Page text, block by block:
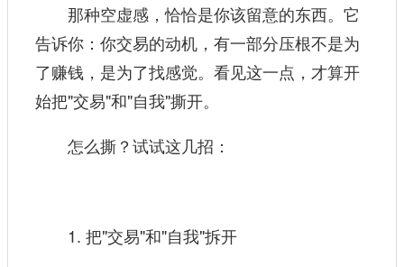
那种空虚感，恰恰是你该留意的东西。它
告诉你：你交易的动机，有一部分压根不是为
了赚钱，是为了找感觉。看见这一点，才算开
始把"交易"和"自我"撕开。
怎么撕？试试这几招：
1. 把"交易"和"自我"拆开